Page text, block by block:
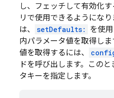
し、フェッチして有効化
リで使用できるようになり
は、
setDefaults:
を使
内パラメータ値を取得し
値を取得するには、
ドを呼び出します。この
タキーを指定します。